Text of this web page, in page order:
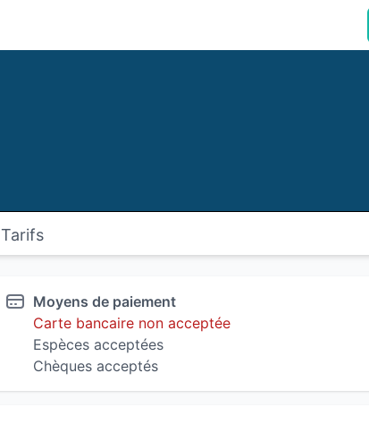
Tarifs
Moyens de paiement
Carte bancaire non acceptée
Espèces acceptées
Chèques acceptés